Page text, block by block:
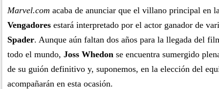
Marvel.com acaba de anunciar que el villano principal en
Vengadores estará interpretado por el actor ganador de
Spader. Aunque aún faltan dos años para la llegada del
todo el mundo, Joss Whedon se encuentra sumergido
de su guión definitivo y, suponemos, en la elección del
acompañarán en esta ocasión.